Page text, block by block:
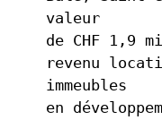
valeur
de CHF 1,9
revenu
immeubles
en